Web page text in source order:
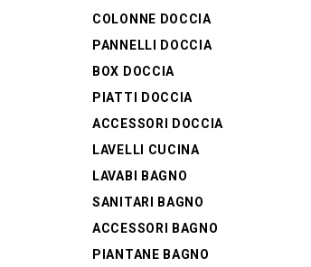
COLONNE DOCCIA
PANNELLI DOCCIA
BOX DOCCIA
PIATTI DOCCIA
ACCESSORI DOCCIA
LAVELLI CUCINA
LAVABI BAGNO
SANITARI BAGNO
ACCESSORI BAGNO
PIANTANE BAGNO